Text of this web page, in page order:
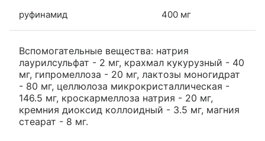
руфинамид 400 мг
Вспомогательные вещества: натрия
лаурилсульфат - 2 мг, крахмал кукурузный - 40
мг, гипромеллоза - 20 мг, лактозы моногидрат
- 80 мг, целлюлоза микрокристаллическая -
146.5 мг, кроскармеллоза натрия - 20 мг,
кремния диоксид коллоидный - 3.5 мг, магния
стеарат - 8 мг.